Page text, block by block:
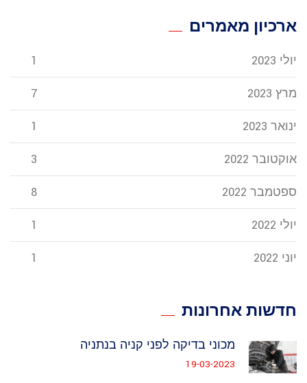
ארכיון מאמרים
יולי 2023 1
מרץ 2023 7
ינואר 2023 1
אוקטובר 2022 3
ספטמבר 2022 8
יולי 2022 1
יוני 2022 1
חדשות אחרונות
מכוני בדיקה לפני קניה בנתניה
19-03-2023